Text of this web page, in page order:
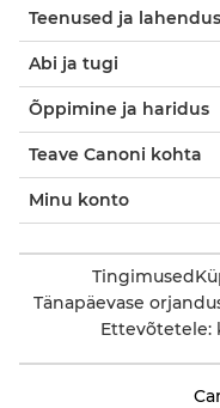
Teenused ja
Abi ja tugi
Õppimine ja haridus
Teave Canoni kohta
Minu konto
Tingimused
Tänapäevase
Ettevõtetele: